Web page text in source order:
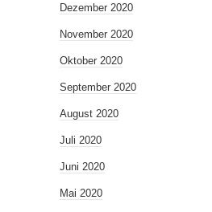
Dezember 2020
November 2020
Oktober 2020
September 2020
August 2020
Juli 2020
Juni 2020
Mai 2020